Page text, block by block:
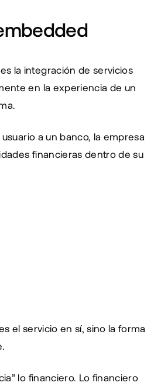
la integración de servicios
en la experiencia de un
a un banco, la empresa
financieras dentro de su
el servicio en sí, sino la forma
lo financiero. Lo financiero